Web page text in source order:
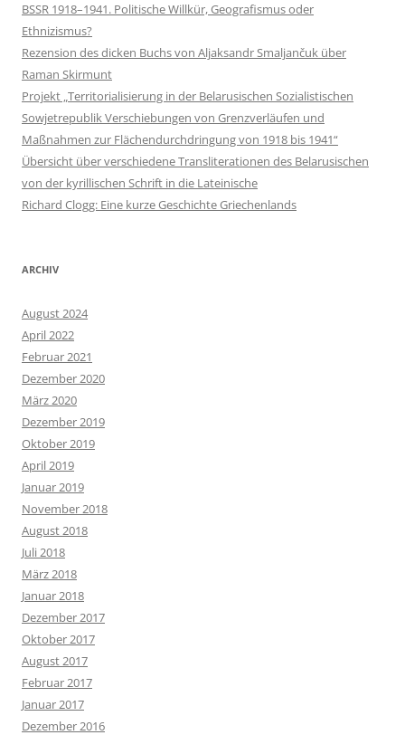
BSSR 1918–1941. Politische Willkür, Geografismus oder
Ethnizismus?
Rezension des dicken Buchs von Aljaksandr Smaljančuk über
Raman Skirmunt
Projekt „Territorialisierung in der Belarusischen Sozialistischen
Sowjetrepublik Verschiebungen von Grenzverläufen und
Maßnahmen zur Flächendurchdringung von 1918 bis 1941“
Übersicht über verschiedene Transliterationen des Belarusischen
von der kyrillischen Schrift in die Lateinische
Richard Clogg: Eine kurze Geschichte Griechenlands
ARCHIV
August 2024
April 2022
Februar 2021
Dezember 2020
März 2020
Dezember 2019
Oktober 2019
April 2019
Januar 2019
November 2018
August 2018
Juli 2018
März 2018
Januar 2018
Dezember 2017
Oktober 2017
August 2017
Februar 2017
Januar 2017
Dezember 2016